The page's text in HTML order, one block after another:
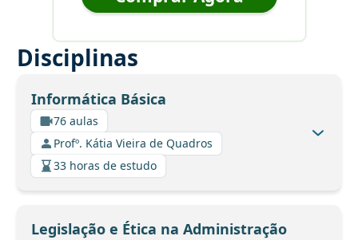
Disciplinas
Informática Básica
76 aulas
Profº. Kátia Vieira de Quadros
33 horas de estudo
Legislação e Ética na Administração